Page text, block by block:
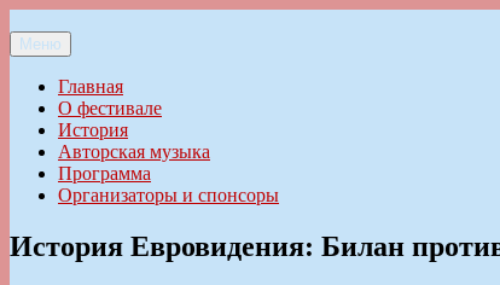
к
содержимому
Ильменский фестиваль авторской песни
Меню
Главная
О фестивале
История
Авторская музыка
Программа
Организаторы и спонсоры
История Евровидения: Билан